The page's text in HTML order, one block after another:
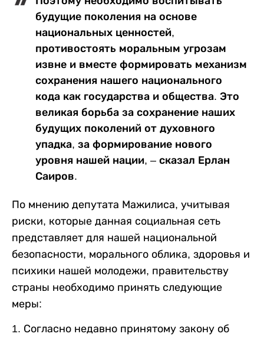
будущие поколения на основе
национальных ценностей,
противостоять моральным угрозам
извне и вместе формировать механизм
сохранения нашего национального
кода как государства и общества. Это
великая борьба за сохранение наших
будущих поколений от духовного
упадка, за формирование нового
уровня нашей нации, – сказал Ерлан
Саиров.
По мнению депутата Мажилиса, учитывая
риски, которые данная социальная сеть
представляет для нашей национальной
безопасности, морального облика, здоровья и
психики нашей молодежи, правительству
страны необходимо принять следующие
меры:
1. Согласно недавно принятому закону об